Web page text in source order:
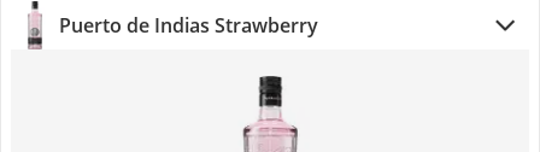
Puerto de Indias Strawberry